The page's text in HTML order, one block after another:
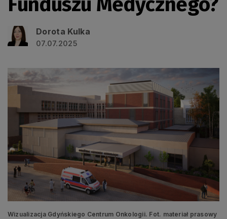
Dorota Kulka
07.07.2025
Wizualizacja Gdyńskiego Centrum Onkologii. Fot. materiał prasowy